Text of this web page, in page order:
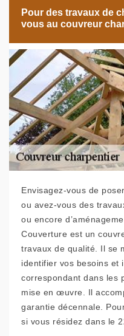
Pour des travaux de
vous au couvreur
Envisagez-vous de
ou avez-vous des
ou encore
Couverture est un
travaux de qualité. Il se
identifier vos besoins et
correspondant dans les
mise en œuvre. Il
garantie décennale.
si vous résidez dans le